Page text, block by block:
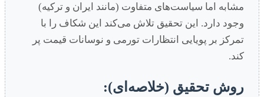
مشابه اما سیاست‌های متفاوت (مانند ایران و ترکیه)
وجود دارد. این تحقیق تلاش می‌کند این شکاف را با
تمرکز بر پویایی انتظارات تورمی و نوسانات قیمت پر
کند.
روش تحقیق (خلاصه‌ای):